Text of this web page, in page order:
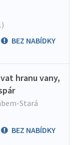
BEZ NABÍDKY
hranu vany,
Stará
BEZ NABÍDKY